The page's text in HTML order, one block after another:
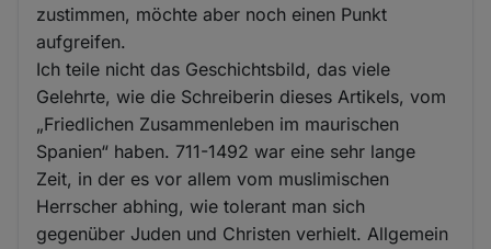
zustimmen, möchte aber noch einen Punkt
aufgreifen.
Ich teile nicht das Geschichtsbild, das viele
Gelehrte, wie die Schreiberin dieses Artikels, vom
„Friedlichen Zusammenleben im maurischen
Spanien“ haben. 711-1492 war eine sehr lange
Zeit, in der es vor allem vom muslimischen
Herrscher abhing, wie tolerant man sich
gegenüber Juden und Christen verhielt. Allgemein